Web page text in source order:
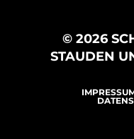
© 2026
STAUDEN